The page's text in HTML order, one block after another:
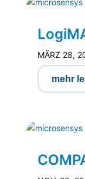
MÄRZ 28,
mehr